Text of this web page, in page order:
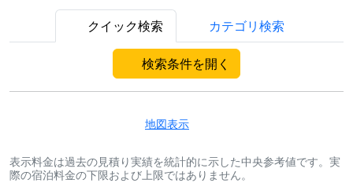
クイック検索 カテゴリ検索
検索条件を開く
地図表示
表示料金は過去の見積り実績を統計的に示した中央参考値です。実
際の宿泊料金の下限および上限ではありません。